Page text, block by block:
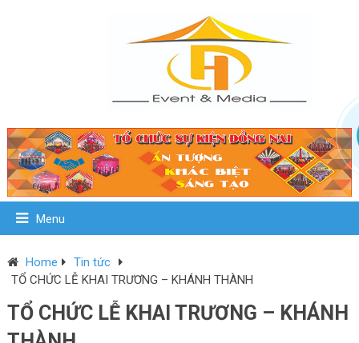
Menu
Home
Tin tức
TỔ CHỨC LỄ KHAI TRƯƠNG – KHÁNH THÀNH
TỔ CHỨC LỄ KHAI TRƯƠNG – KHÁNH